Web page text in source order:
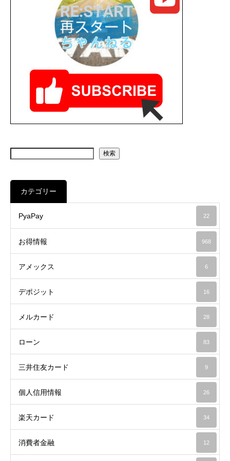
検索
カテゴリー
PyaPay 22
お得情報 968
アメックス 6
デポジット 16
メルカード 28
ローン 83
三井住友カード 9
個人信用情報 26
楽天カード 34
消費者金融 12